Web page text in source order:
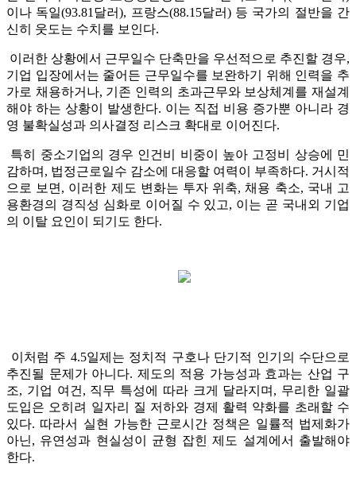
이나 독일(93.81달러), 프랑스(88.15달러) 등 국가의 절반을 간
신히 웃도는 수치를 보인다.
이러한 상황에서 근무일수 단축만을 우선적으로 추진할 경우,
기업 입장에서는 줄어든 근무일수를 보완하기 위해 인력을 추
가로 채용하거나, 기존 인력의 초과근무와 보상체계를 재설계
해야 하는 상황이 발생한다. 이는 직접 비용 증가뿐 아니라 경
영 불확실성과 의사결정 리스크 확대로 이어진다.
특히 중소기업의 경우 인건비 비중이 높아 고정비 상승에 민
감하며, 법정근로일수 감소에 대응할 여력이 부족하다. 거시적
으로 보면, 이러한 제도 변화는 투자 위축, 채용 축소, 국내 고
용환경의 경직성 심화로 이어질 수 있고, 이는 곧 국내외 기업
의 이탈 요인이 되기도 한다.
이처럼 주 4.5일제는 정치적 구호나 단기적 인기의 수단으로
추진될 문제가 아니다. 제도의 적용 가능성과 효과는 산업 구
조, 기업 여건, 직무 특성에 따라 크게 달라지며, 무리한 일괄
도입은 오히려 일자리 질 저하와 경제 활력 약화를 초래할 수
있다. 따라서 실현 가능한 근로시간 정책은 일률적 법제화가
아닌, 유연성과 현실성이 균형 잡힌 제도 설계에서 출발해야
한다.